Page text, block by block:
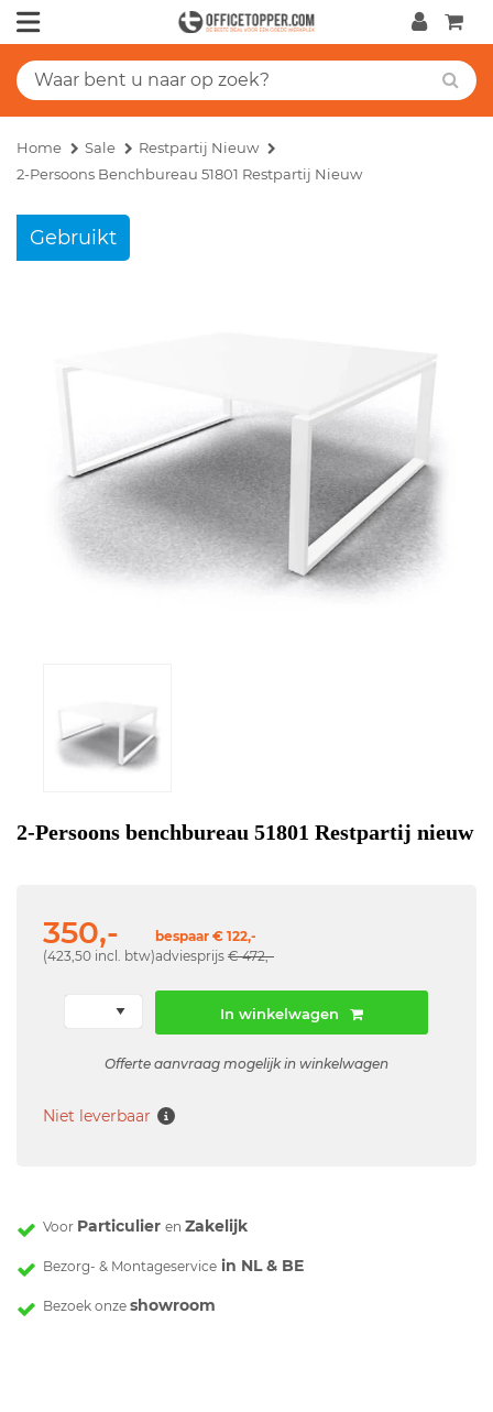
Home Sale
Restpartij Nieuw
2-Persoons Benchbureau 51801 Restpartij Nieuw
Gebruikt
2-Persoons benchbureau 51801 Restpartij nieuw
350,-
(423,50 incl. btw)
bespaar € 122,-
adviesprijs € 472,-
In winkelwagen
Offerte aanvraag mogelijk in winkelwagen
Niet leverbaar
Voor Particulier en Zakelijk
Bezorg- & Montageservice in NL & BE
Bezoek onze showroom